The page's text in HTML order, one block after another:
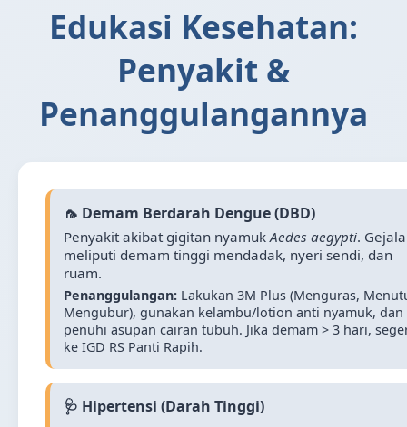
Edukasi Kesehatan:
Penyakit &
Penanggulangannya
🦟 Demam Berdarah Dengue (DBD)
Penyakit akibat gigitan nyamukAedes aegypti. Gejala
meliputi demam tinggi mendadak, nyeri sendi, dan
ruam.
Penanggulangan: Lakukan 3M Plus (Menguras,
Mengubur), gunakan kelambu/lotion anti nyamuk, dan
penuhi asupan cairan tubuh. Jika demam > 3 hari,
ke IGD RS Panti Rapih.
🩺 Hipertensi (Darah Tinggi)